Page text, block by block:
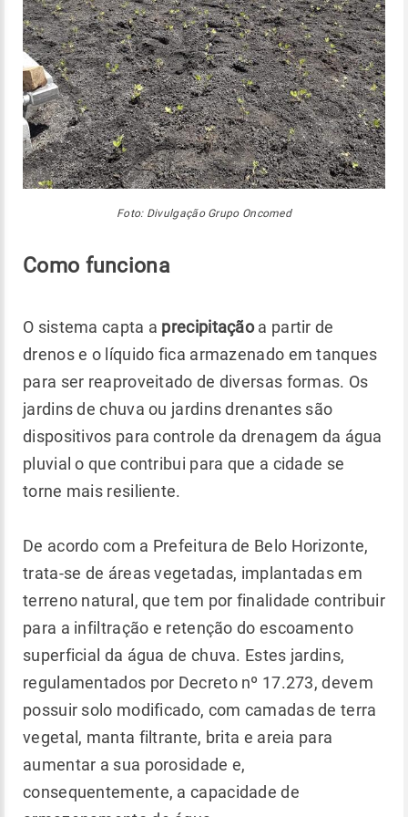
Foto: Divulgação Grupo Oncomed
Como funciona
O sistema capta a precipitaçãoa partir de
drenos e o líquido fica armazenado em tanques
para ser reaproveitado de diversas formas. Os
jardins de chuva ou jardins drenantes são
dispositivos para controle da drenagem da água
pluvial o que contribui para que a cidade se
torne mais resiliente.
De acordo com a Prefeitura de Belo Horizonte,
trata-se de áreas vegetadas, implantadas em
terreno natural, que tem por finalidade contribuir
para a infiltração e retenção do escoamento
superficial da água de chuva. Estes jardins,
regulamentados por Decreto nº 17.273, devem
possuir solo modificado, com camadas de terra
vegetal, manta filtrante, brita e areia para
aumentar a sua porosidade e,
consequentemente, a capacidade de